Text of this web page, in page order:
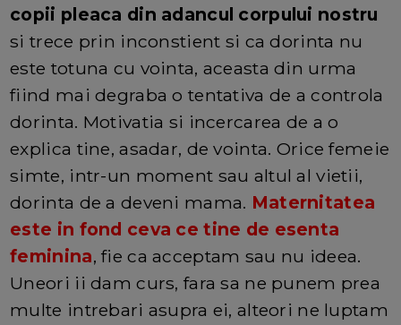
copii pleaca din adancul corpului nostru
si trece prin inconstient si ca dorinta nu
este totuna cu vointa, aceasta din urma
fiind mai degraba o tentativa de a controla
dorinta. Motivatia si incercarea de a o
explica tine, asadar, de vointa. Orice femeie
simte, intr-un moment sau altul al vietii,
dorinta de a deveni mama. Maternitatea
este in fond ceva ce tine de esenta
feminina, fie ca acceptam sau nu ideea.
Uneori ii dam curs, fara sa ne punem prea
multe intrebari asupra ei, alteori ne luptam